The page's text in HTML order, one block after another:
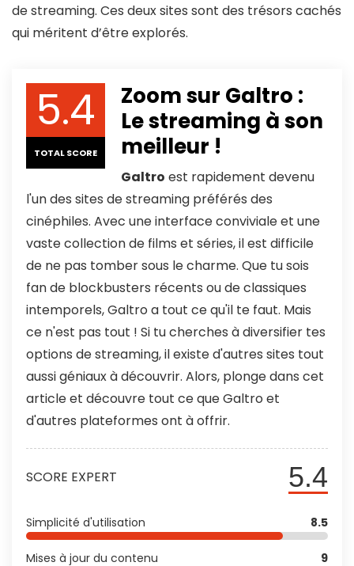
de streaming. Ces deux sites sont des trésors cachés
qui méritent d’être explorés.
5.4
TOTAL SCORE
Zoom sur Galtro :
Le streaming à son
meilleur !
Galtro est rapidement devenu
l'un des sites de streaming préférés des
cinéphiles. Avec une interface conviviale et une
vaste collection de films et séries, il est difficile
de ne pas tomber sous le charme. Que tu sois
fan de blockbusters récents ou de classiques
intemporels, Galtro a tout ce qu'il te faut. Mais
ce n'est pas tout ! Si tu cherches à diversifier tes
options de streaming, il existe d'autres sites tout
aussi géniaux à découvrir. Alors, plonge dans cet
article et découvre tout ce que Galtro et
d'autres plateformes ont à offrir.
5.4
SCORE EXPERT
Simplicité d'utilisation 8.5
Mises à jour du contenu 9